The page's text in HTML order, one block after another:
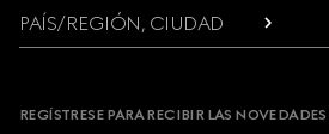
PAÍS/REGIÓN, CIUDAD
REGÍSTRESE PARA RECIBIR LAS